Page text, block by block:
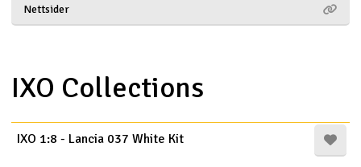
Helikopter
Modelbygg og byggesæt
Modeljernbane
Nettsider
IXO Collections
IXO 1:8 - Lancia 037 White Kit